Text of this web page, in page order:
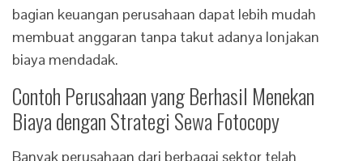
bagian keuangan perusahaan dapat lebih mudah
membuat anggaran tanpa takut adanya lonjakan
biaya mendadak.
Contoh Perusahaan yang Berhasil Menekan
Biaya dengan Strategi Sewa Fotocopy
Banyak perusahaan dari berbagai sektor telah